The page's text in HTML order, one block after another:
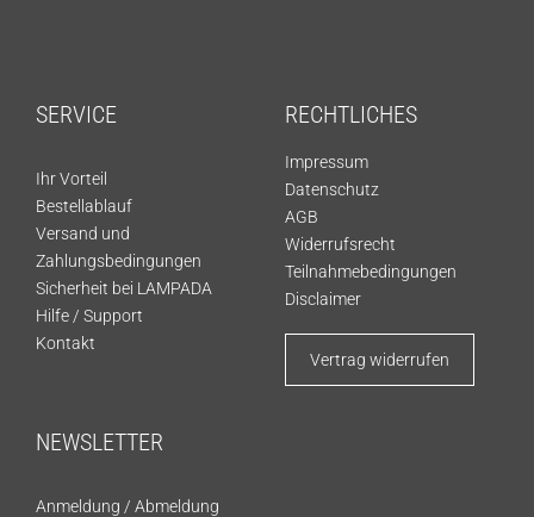
SERVICE
Ihr Vorteil
Bestellablauf
Versand und
Zahlungsbedingungen
Sicherheit bei LAMPADA
Hilfe / Support
Kontakt
RECHTLICHES
Impressum
Datenschutz
AGB
Widerrufsrecht
Teilnahmebedingungen
Disclaimer
Vertrag widerrufen
NEWSLETTER
Anmeldung / Abmeldung